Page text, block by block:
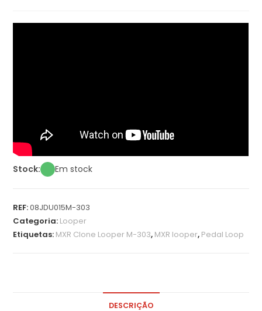
Stock: Em stock
REF:08JDU015M-303
Categoria: Looper
Etiquetas: MXR Clone Looper M-303, MXR looper, Pedal Loop
DESCRIÇÃO